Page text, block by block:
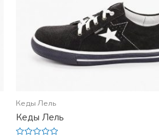
Кеды Лель
Кеды Лель